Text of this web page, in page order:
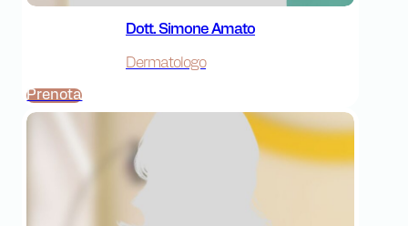
Dott. Simone Amato
Dermatologo
Prenota